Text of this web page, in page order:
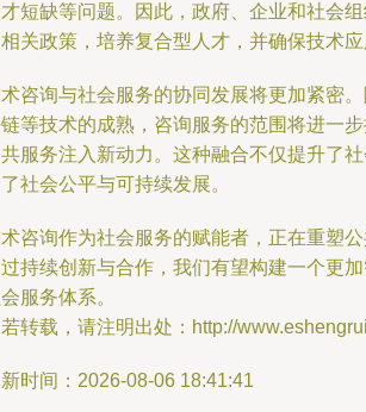
短缺等问题。因此，政府、企业和社会
关政策，培养复合型人才，并确保技术应
咨询与社会服务的协同发展将更加紧密
等技术的成熟，咨询服务的范围将进一
服务注入新动力。这种融合不仅提升了
社会公平与可持续发展。
咨询作为社会服务的赋能者，正在重塑
持续创新与合作，我们有望构建一个更
服务体系。
转载，请注明出处：http://
时间：2026-08-06 18:41:41